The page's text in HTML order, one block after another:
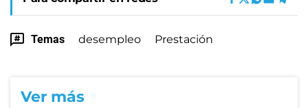
Temas desempleo Prestación
Ver más